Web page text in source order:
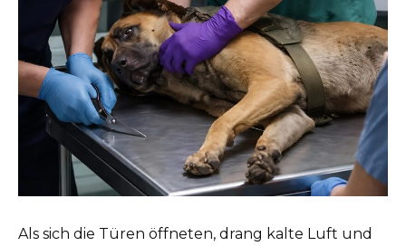
Als sich die Türen öffneten, drang kalte Luft und